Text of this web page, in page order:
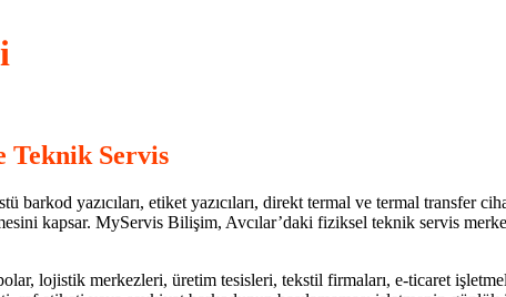
Teknik Servis
barkod yazıcıları, etiket yazıcıları, direkt termal ve termal transfer
kapsar. MyServis Bilişim, Avcılar’daki fiziksel teknik servis
lojistik merkezleri, üretim tesisleri, tekstil firmaları, e-ticaret